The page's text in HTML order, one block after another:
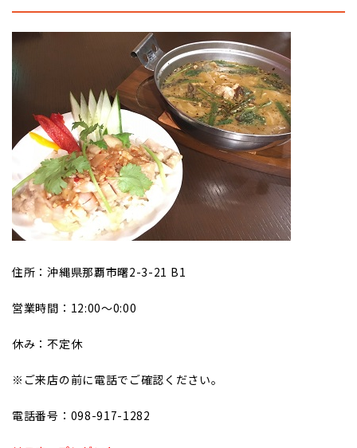
住所：沖縄県那覇市曙2-3-21 B1
営業時間：12:00～0:00
休み：不定休
※ご来店の前に電話でご確認ください。
電話番号：098-917-1282